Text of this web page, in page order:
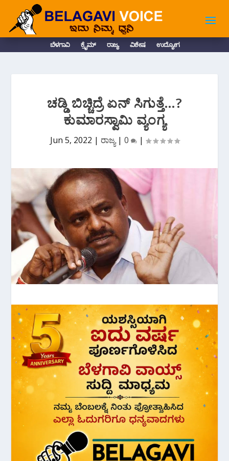
ಬೆಳಗಾವಿ ಕ್ರೈಮ್ ರಾಜ್ಯ ವಿಶೇಷ ಉದ್ಯೋಗ
ಚಡ್ಡಿ ಬಿಚ್ಚಿದ್ರೆ ಏನ್ ಸಿಗುತ್ತೆ…?
ಕುಮಾರಸ್ವಾಮಿ ವ್ಯಂಗ್ಯ
Jun 5, 2022 | ರಾಜ್ಯ| 0 |